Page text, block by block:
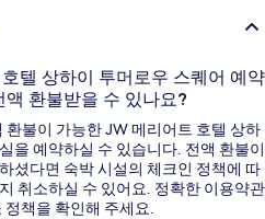
텔 상하이 투머로우 스퀘어 예약
환불받을 수 있나요?
환불이 가능한 JW 메리어트 호텔 상하
을 예약하실 수 있습니다. 전액 환불이
셨다면 숙박 시설의 체크인 정책에 따
취소하실 수 있어요. 정확한 이용약관
정책을 확인해 주세요.